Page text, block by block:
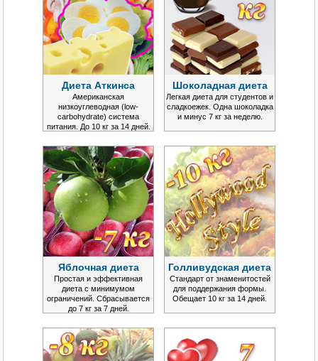
Диета Аткинса
Американская
низкоуглеводная (low-
carbohydrate) система
питания. До 10 кг за 14 дней.
Шоколадная диета
Легкая диета для студентов и
сладкоежек. Одна шоколадка
и минус 7 кг за неделю.
Яблочная диета
Простая и эффективная
диета с минимумом
ограничений. Сбрасывается
до 7 кг за 7 дней.
Голливудская диета
Стандарт от знаменитостей
для поддержания формы.
Обещает 10 кг за 14 дней.